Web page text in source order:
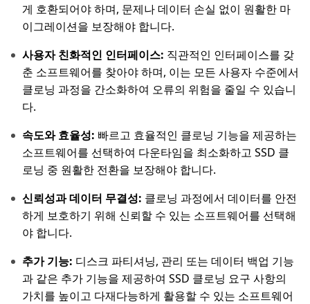
게 호환되어야 하며, 문제나 데이터 손실 없이 원활한 마
이그레이션을 보장해야 합니다.
사용자 친화적인 인터페이스: 직관적인 인터페이스를 갖
춘 소프트웨어를 찾아야 하며, 이는 모든 사용자 수준에서
클로닝 과정을 간소화하여 오류의 위험을 줄일 수 있습니
다.
속도와 효율성: 빠르고 효율적인 클로닝 기능을 제공하는
소프트웨어를 선택하여 다운타임을 최소화하고 SSD 클
로닝 중 원활한 전환을 보장해야 합니다.
신뢰성과 데이터 무결성: 클로닝 과정에서 데이터를 안전
하게 보호하기 위해 신뢰할 수 있는 소프트웨어를 선택해
야 합니다.
추가 기능: 디스크 파티셔닝, 관리 또는 데이터 백업 기능
과 같은 추가 기능을 제공하여 SSD 클로닝 요구 사항의
가치를 높이고 다재다능하게 활용할 수 있는 소프트웨어